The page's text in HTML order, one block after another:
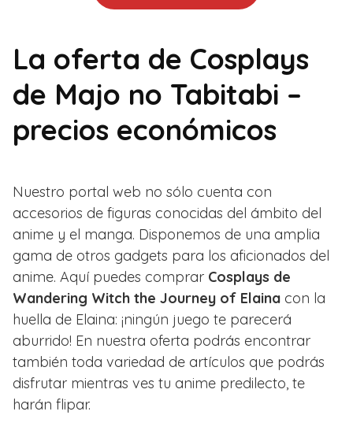
La oferta de Cosplays
de Majo no Tabitabi –
precios económicos
Nuestro portal web no sólo cuenta con
accesorios de figuras conocidas del ámbito del
anime y el manga. Disponemos de una amplia
gama de otros gadgets para los aficionados del
anime. Aquí puedes comprar Cosplays de
Wandering Witch the Journey of Elaina con la
huella de Elaina: ¡ningún juego te parecerá
aburrido! En nuestra oferta podrás encontrar
también toda variedad de artículos que podrás
disfrutar mientras ves tu anime predilecto, te
harán flipar.